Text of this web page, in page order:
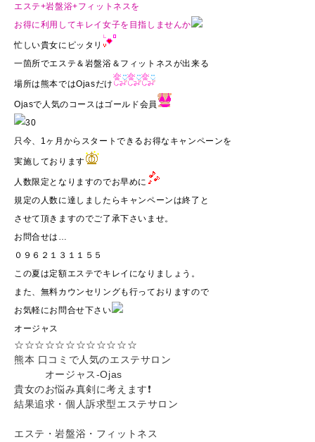
エステ+岩盤浴+フィットネスを
お得に利用してキレイ女子を目指しませんか
忙しい貴女にピッタリ
一箇所でエステ＆岩盤浴＆フィットネスが出来る
場所は熊本ではOjasだけ
Ojasで人気のコースはゴールド会員
只今、1ヶ月からスタートできるお得なキャンペーンを
実施しております
人数限定となりますのでお早めに
規定の人数に達しましたらキャンペーンは終了と
させて頂きますのでご了承下さいませ。
お問合せは…
０９６２１３１１５５
この夏は定額エステでキレイになりましょう。
また、無料カウンセリングも行っておりますので
お気軽にお問合せ下さい
オージャス
☆☆☆☆☆☆☆☆☆☆☆☆
熊本 口コミで人気のエステサロン
オージャス-Ojas
貴女のお悩み真剣に考えます❗️
結果追求・個人訴求型エステサロン
エステ・岩盤浴・フィットネス